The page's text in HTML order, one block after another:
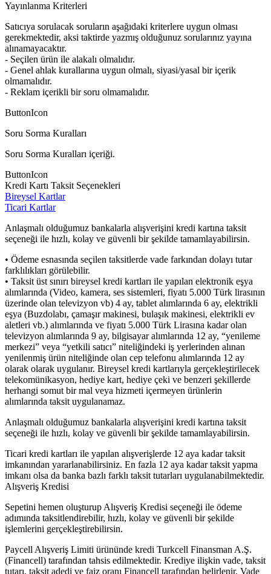
Yayınlanma Kriterleri
Satıcıya sorulacak soruların aşağıdaki kriterlere uygun olması
gerekmektedir, aksi taktirde yazmış olduğunuz sorularınız yayına
alınamayacaktır.
- Seçilen ürün ile alakalı olmalıdır.
- Genel ahlak kurallarına uygun olmalı, siyasi/yasal bir içerik
olmamalıdır.
- Reklam içerikli bir soru olmamalıdır.
ButtonIcon
Soru Sorma Kuralları
Soru Sorma Kuralları içeriği.
ButtonIcon
Kredi Kartı Taksit Seçenekleri
Bireysel Kartlar
Ticari Kartlar
Anlaşmalı olduğumuz bankalarla alışverişini kredi kartına taksit
seçeneği ile hızlı, kolay ve güvenli bir şekilde tamamlayabilirsin.
• Ödeme esnasında seçilen taksitlerde vade farkından dolayı tutar
farklılıkları görülebilir.
• Taksit üst sınırı bireysel kredi kartları ile yapılan elektronik eşya
alımlarında (Video, kamera, ses sistemleri, fiyatı 5.000 Türk lirasının
üzerinde olan televizyon vb) 4 ay, tablet alımlarında 6 ay, elektrikli
eşya (Buzdolabı, çamaşır makinesi, bulaşık makinesi, elektrikli ev
aletleri vb.) alımlarında ve fiyatı 5.000 Türk Lirasına kadar olan
televizyon alımlarında 9 ay, bilgisayar alımlarında 12 ay, “yenileme
merkezi” veya “yetkili satıcı” niteliğindeki iş yerlerinden alınan
yenilenmiş ürün niteliğinde olan cep telefonu alımlarında 12 ay
olarak olarak uygulanır. Bireysel kredi kartlarıyla gerçekleştirilecek
telekomünikasyon, hediye kart, hediye çeki ve benzeri şekillerde
herhangi somut bir mal veya hizmeti içermeyen ürünlerin
alımlarında taksit uygulanamaz.
Anlaşmalı olduğumuz bankalarla alışverişini kredi kartına taksit
seçeneği ile hızlı, kolay ve güvenli bir şekilde tamamlayabilirsin.
Ticari kredi kartları ile yapılan alışverişlerde 12 aya kadar taksit
imkanından yararlanabilirsiniz. En fazla 12 aya kadar taksit yapma
imkanı olsa da banka bazlı farklı taksit tutarları uygulanabilmektedir.
Alışveriş Kredisi
Sepetini hemen oluşturup Alışveriş Kredisi seçeneği ile ödeme
adımında taksitlendirebilir, hızlı, kolay ve güvenli bir şekilde
işlemlerini gerçekleştirebilirsin.
Paycell Alışveriş Limiti ürününde kredi Turkcell Finansman A.Ş.
(Financell) tarafından tahsis edilmektedir. Krediye ilişkin vade, taksit
tutarı, taksit adedi ve faiz oranı Financell tarafından belirlenir. Vade